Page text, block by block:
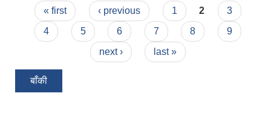
Pages
« first ‹ previous 1 2
3
4
5 6 7 8
9
next ›
last »
बाँकी